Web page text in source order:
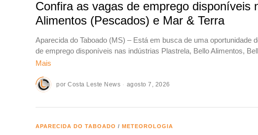
Confira as vagas de emprego disponíveis
Alimentos (Pescados) e Mar & Terra
Aparecida do Taboado (MS) – Está em busca de uma
de emprego disponíveis nas indústrias Plastrela, Bello Alimentos,
Mais
por Costa Leste News agosto 7, 2026
APARECIDA DO TABOADO / METEOROLOGIA